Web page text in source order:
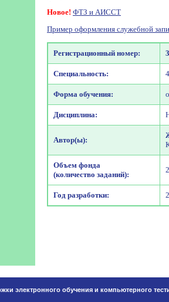
Новое! ФТЗ и АИССТ
Пример оформления служебной
Регистрационный номер:
Специальность:
Форма обучения:
Дисциплина:
Автор(ы):
Объем фонда
(количество заданий):
Год разработки:
электронного обучения и компьютерного